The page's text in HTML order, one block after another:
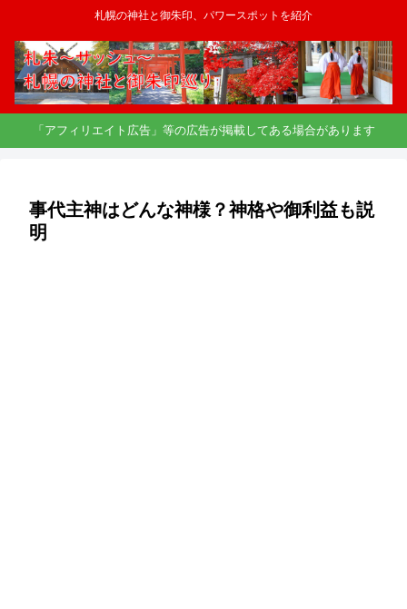
札幌の神社と御朱印、パワースポットを紹介
「アフィリエイト広告」等の広告が掲載してある場合があります
事代主神はどんな神様？神格や御利益も説
明